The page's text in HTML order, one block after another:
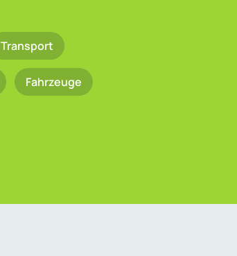
Transport
Fahrzeuge